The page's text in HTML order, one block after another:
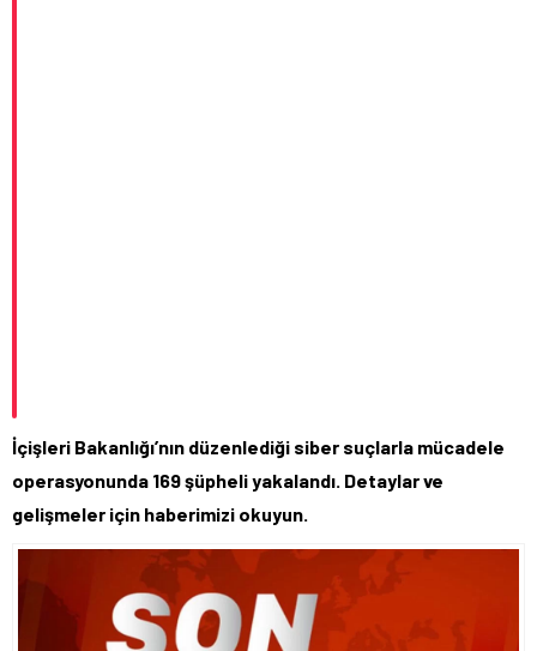
İçişleri Bakanlığı’nın düzenlediği siber suçlarla mücadele
operasyonunda 169 şüpheli yakalandı. Detaylar ve
gelişmeler için haberimizi okuyun.